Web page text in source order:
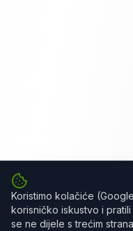
Koristimo kolačiće
korisničko iskustvo i
se ne dijele s trećim